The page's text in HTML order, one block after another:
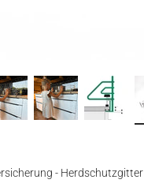
- Herdschutzgitter